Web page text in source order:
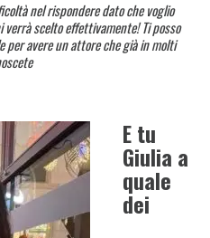
nel rispondere dato che voglio
scelto effettivamente! Ti posso
per avere un attore che già in molti
E tu
Giulia a
quale
dei